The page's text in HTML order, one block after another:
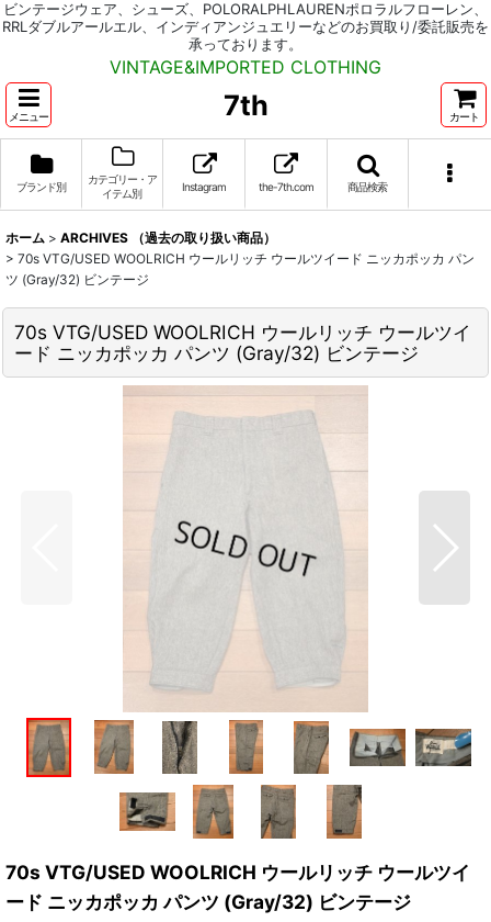
ビンテージウェア、シューズ、POLORALPHLAURENポロラルフローレン、
RRLダブルアールエル、インディアンジュエリーなどのお買取り/委託販売を
承っております。
VINTAGE&IMPORTED CLOTHING
メニュー 7th カート
ブランド別
カテゴリー・ア
イテム別
Instagram the-7th.com 商品検索
ホーム > ARCHIVES （過去の取り扱い商品）
> 70s VTG/USED WOOLRICH ウールリッチ ウールツイード ニッカポッカ パン
ツ (Gray/32) ビンテージ
70s VTG/USED WOOLRICH ウールリッチ ウールツイ
ード ニッカポッカ パンツ (Gray/32) ビンテージ
70s VTG/USED WOOLRICH ウールリッチ ウールツイ
ード ニッカポッカ パンツ (Gray/32) ビンテージ